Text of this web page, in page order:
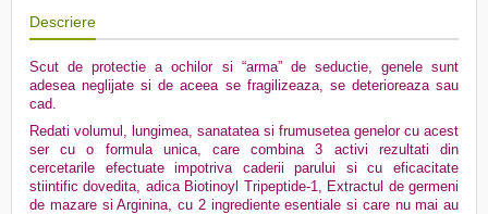
Descriere
Scut de protectie a ochilor si “arma” de seductie, genele sunt
adesea neglijate si de aceea se fragilizeaza, se deterioreaza sau
cad.
Redati volumul, lungimea, sanatatea si frumusetea genelor cu acest
ser cu o formula unica, care combina 3 activi rezultati din
cercetarile efectuate impotriva caderii parului si cu eficacitate
stiintific dovedita, adica Biotinoyl Tripeptide-1, Extractul de germeni
de mazare si Arginina, cu 2 ingrediente esentiale si care nu mai au